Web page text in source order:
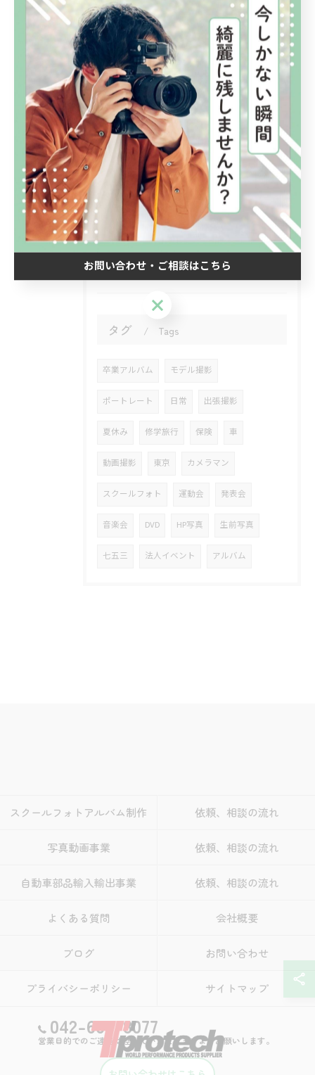
最近の投稿 Recent Posts
2026/04/17
2026/04/04
新年度が始まりました。
2026/01/19
忙しい日常
タグ Tags
卒業アルバム モデル撮影
ポートレート 日常 出張撮影
夏休み 修学旅行 保険 車
動画撮影 東京 カメラマン
スクールフォト 運動会 発表会
音楽会 DVD HP写真 生前写真
七五三 法人イベント アルバム
042-666-8077
営業目的でのご連絡は控えていただきますようお願いします。
スクールフォトアルバム制作 依頼、相談の流れ
写真動画事業 依頼、相談の流れ
自動車部品輸入輸出事業 依頼、相談の流れ
よくある質問 会社概要
ブログ お問い合わせ
プライバシーポリシー サイトマップ
お問い合わせ・ご相談はこちら
お問い合わせ・ご相談はこちら